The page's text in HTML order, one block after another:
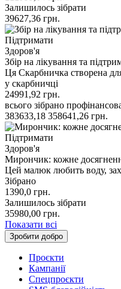
Залишилось зібрати
39627,36 грн.
Підтримати
Здоров'я
Збір на лікування та
Ця Скарбничка створена
у скарбничці
24991,92 грн.
всього зібрано
383633,18 358641,26 грн.
Підтримати
Здоров'я
Мирончик: кожне
Цей малюк любить воду,
Зібрано
1390,0 грн.
Залишилось зібрати
35980,00 грн.
Показати всі
Зробити добро
Проєкти
Кампанії
Спецпроєкти